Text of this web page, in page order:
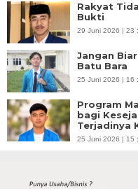
Rakyat
Bukti
29 Juni 2026 | 23
Jangan
Batu Bara
25 Juni 2026 | 16
Program
bagi
Terjadinya
25 Juni 2026 | 15